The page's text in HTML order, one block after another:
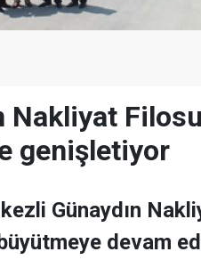
Nakliyat
genişletiyor
Günaydın
devam